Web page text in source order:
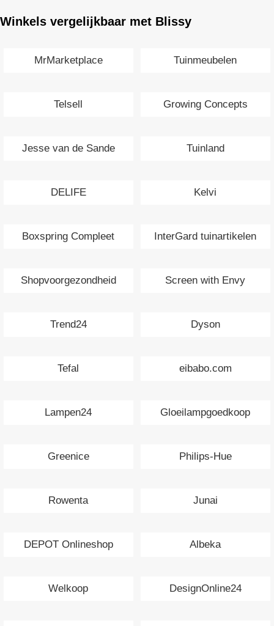
Winkels vergelijkbaar met Blissy
MrMarketplace Tuinmeubelen
Telsell Growing Concepts
Jesse van de Sande Tuinland
DELIFE Kelvi
Boxspring Compleet InterGard tuinartikelen
Shopvoorgezondheid Screen with Envy
Trend24 Dyson
Tefal eibabo.com
Lampen24 Gloeilampgoedkoop
Greenice Philips-Hue
Rowenta Junai
DEPOT Onlineshop Albeka
Welkoop DesignOnline24